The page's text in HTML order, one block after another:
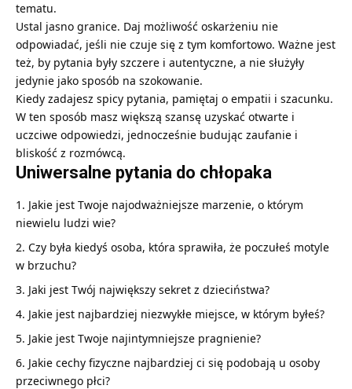
tematu.
Ustal jasno granice. Daj możliwość oskarżeniu nie
odpowiadać, jeśli nie czuje się z tym komfortowo. Ważne jest
też, by pytania były szczere i autentyczne, a nie służyły
jedynie jako sposób na szokowanie.
Kiedy zadajesz spicy pytania, pamiętaj o empatii i szacunku.
W ten sposób masz większą szansę uzyskać otwarte i
uczciwe odpowiedzi, jednocześnie budując zaufanie i
bliskość z rozmówcą.
Uniwersalne pytania do chłopaka
Jakie jest Twoje najodważniejsze marzenie, o którym
niewielu ludzi wie?
Czy była kiedyś osoba, która sprawiła, że poczułeś motyle
w brzuchu?
Jaki jest Twój największy sekret z dzieciństwa?
Jakie jest najbardziej niezwykłe miejsce, w którym byłeś?
Jakie jest Twoje najintymniejsze pragnienie?
Jakie cechy fizyczne najbardziej ci się podobają u osoby
przeciwnego płci?